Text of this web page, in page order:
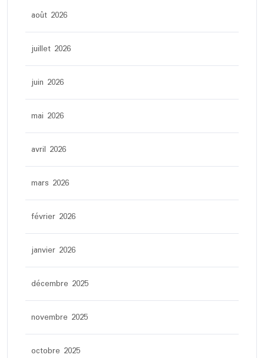
août 2026
juillet 2026
juin 2026
mai 2026
avril 2026
mars 2026
février 2026
janvier 2026
décembre 2025
novembre 2025
octobre 2025